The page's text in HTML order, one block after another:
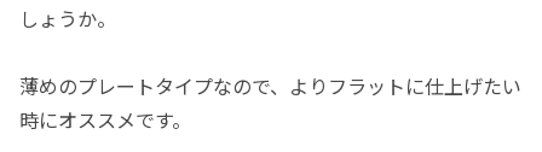
しょうか。
薄めのプレートタイプなので、よりフラットに仕上げたい
時にオススメです。